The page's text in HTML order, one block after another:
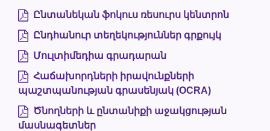
Ընտանեկան ֆոկուս ռեսուրս կենտրոն
Ընդհանուր տեղեկություններ գրքույկ
Մուլտիմեդիա գրադարան
Հաճախորդների իրավունքների
պաշտպանության գրասենյակ (OCRA)
Ծնողների և ընտանիքի աջակցության
մասնագետներ